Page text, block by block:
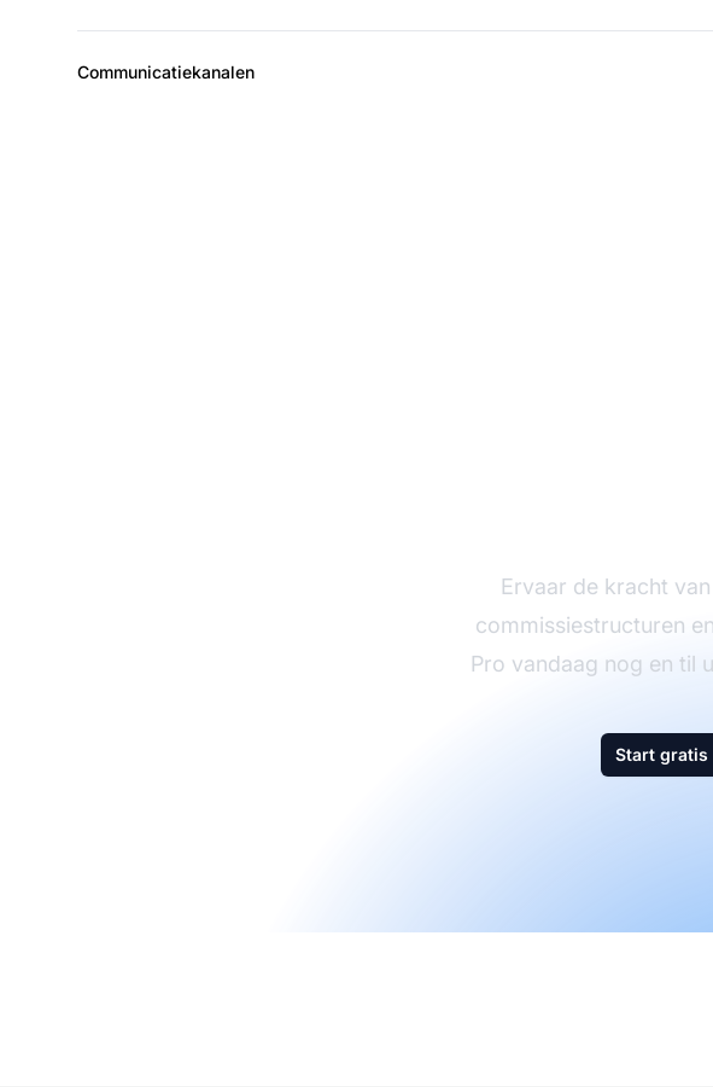
Communicatiekanalen
Ervaar de kracht
commissiestructuren
Pro vandaag nog en til
Start